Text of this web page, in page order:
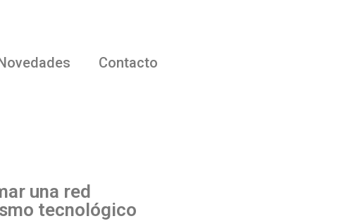
Novedades Contacto
una red
tecnológico